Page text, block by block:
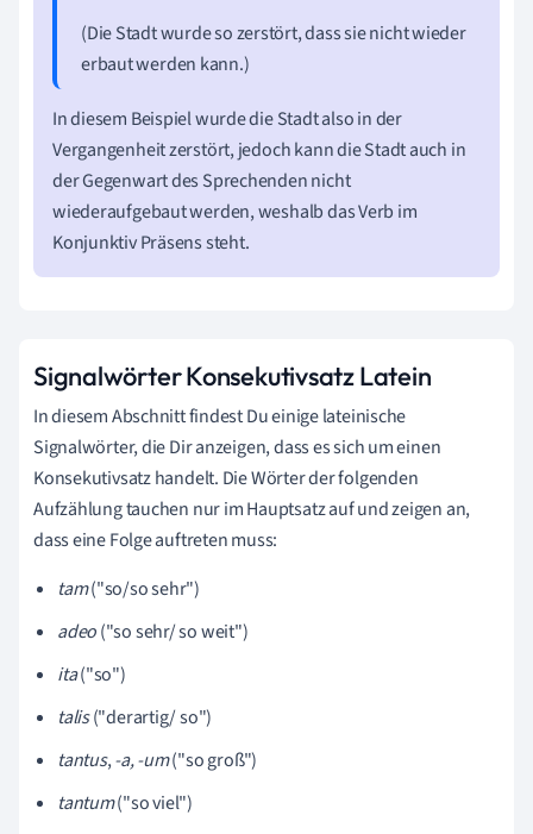
(Die Stadt wurde so zerstört, dass sie nicht wieder
erbaut werden kann.)
In diesem Beispiel wurde die Stadt also in der
Vergangenheit zerstört, jedoch kann die Stadt auch in
der Gegenwart des Sprechenden nicht
wiederaufgebaut werden, weshalb das Verb im
Konjunktiv Präsens steht.
Signalwörter Konsekutivsatz Latein
In diesem Abschnitt findest Du einige lateinische
Signalwörter, die Dir anzeigen, dass es sich um einen
Konsekutivsatz handelt. Die Wörter der folgenden
Aufzählung tauchen nur im Hauptsatz auf und zeigen an,
dass eine Folge auftreten muss:
tam("so/so sehr")
adeo("so sehr/ so weit")
ita("so")
talis("derartig/ so")
tantus,-a, -um("so groß")
tantum("so viel")